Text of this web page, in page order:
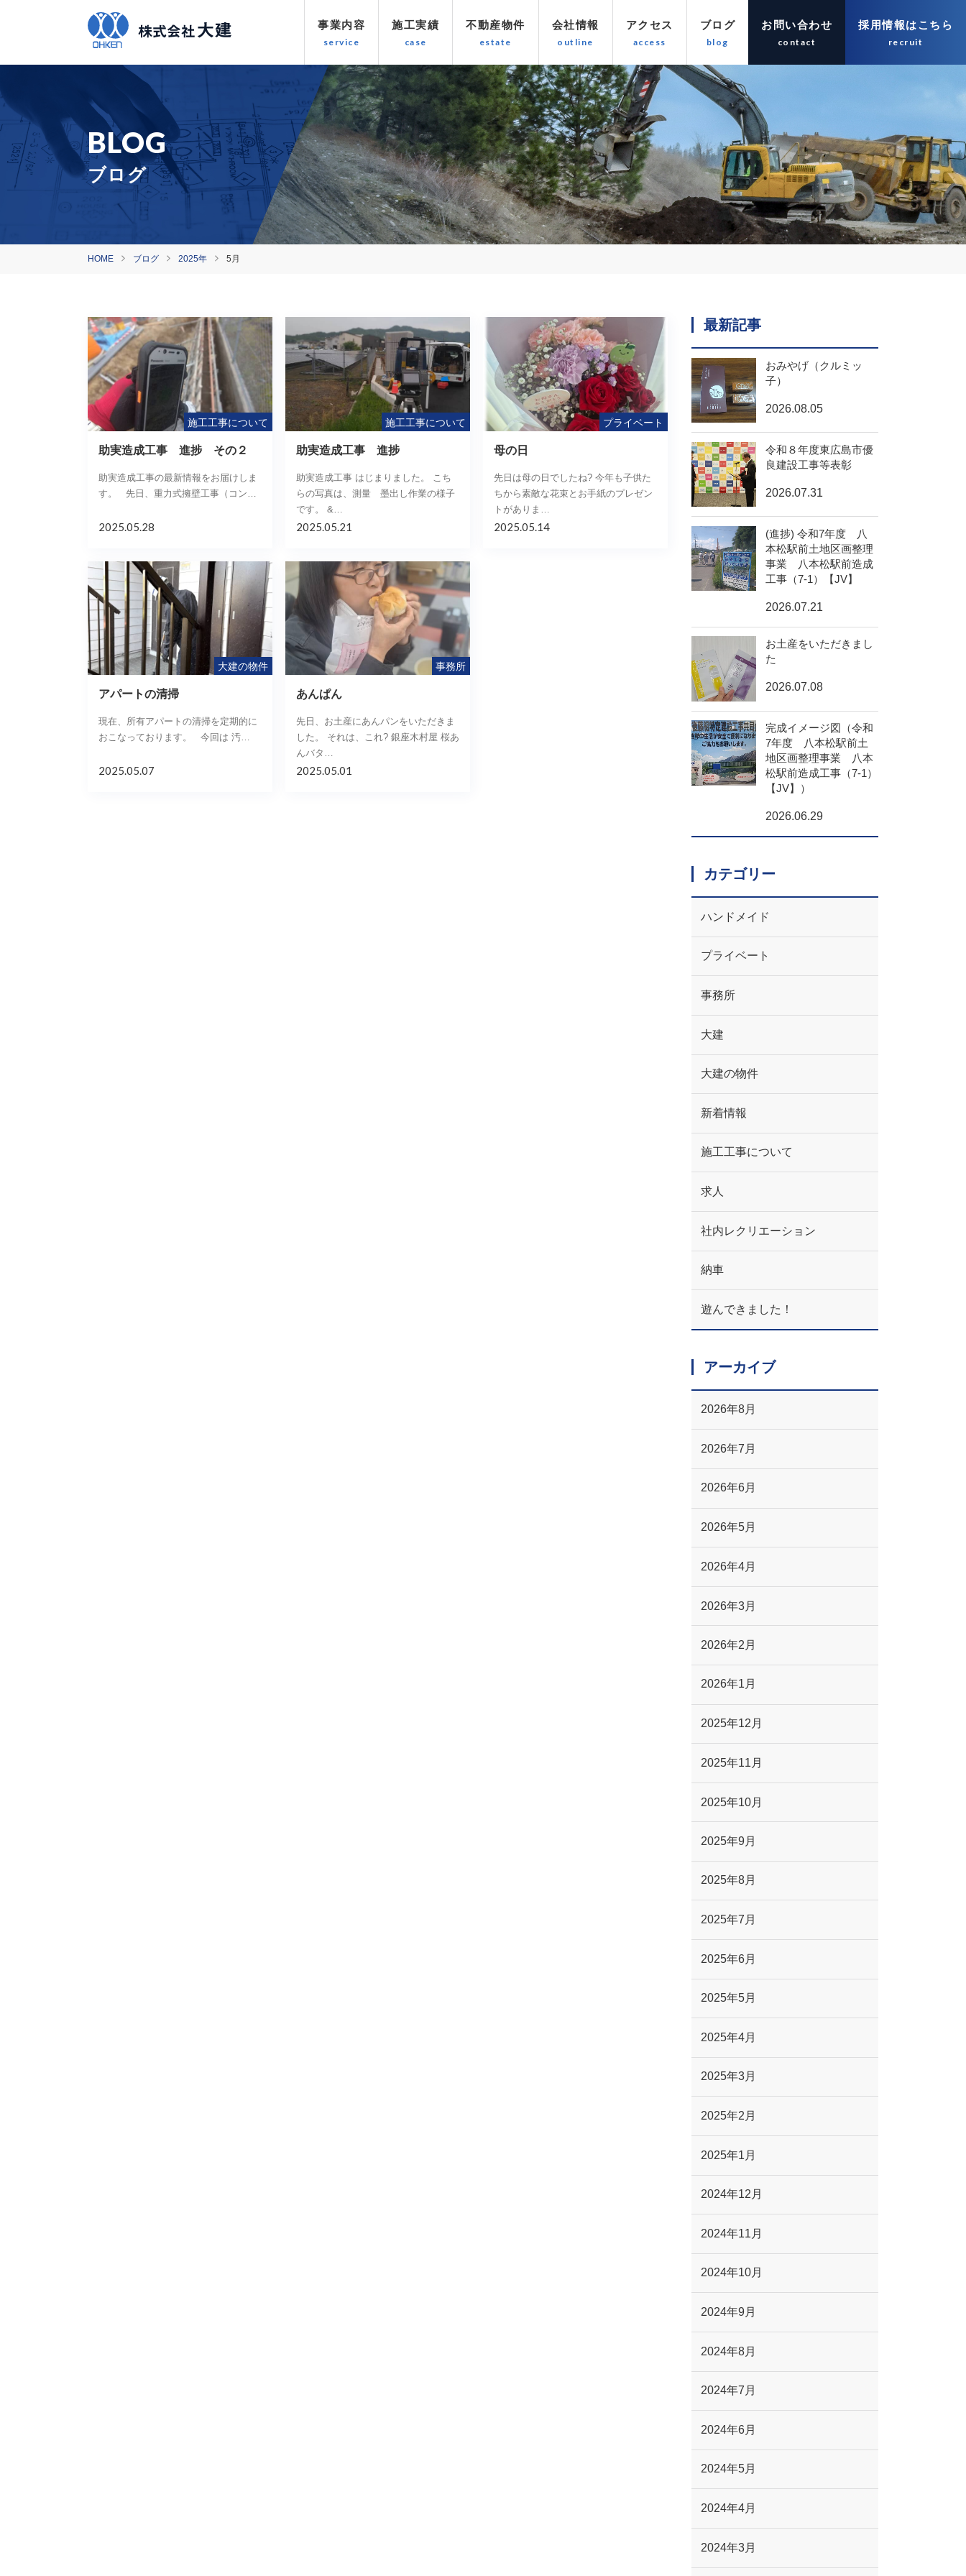
事業内容 施工実績 不動産物件 会社情報 アクセス ブログ お問い合わせ 採用情報はこちら
ブログ
HOME ブログ 2025年 5月
施工工事について
助実造成工事 進捗 その２
助実造成工事の最新情報をお届けしま
す。 先日、重力式擁壁工事（コン…
2025.05.28
施工工事について
助実造成工事 進捗
助実造成工事 はじまりました。 こち
らの写真は、測量 墨出し作業の様子
です。 &…
2025.05.21
プライベート
母の日
先日は母の日でしたね? 今年も子供た
ちから素敵な花束とお手紙のプレゼン
トがありま…
2025.05.14
大建の物件
アパートの清掃
現在、所有アパートの清掃を定期的に
おこなっております。 今回は 汚…
2025.05.07
事務所
あんぱん
先日、お土産にあんパンをいただきま
した。 それは、これ? 銀座木村屋 桜あ
んバタ…
2025.05.01
最新記事
おみやげ（クルミッ
子）
2026.08.05
令和８年度東広島市優
良建設工事等表彰
2026.07.31
(進捗) 令和7年度 八
本松駅前土地区画整理
事業 八本松駅前造成
工事（7-1）【JV】
2026.07.21
お土産をいただきまし
た
2026.07.08
完成イメージ図（令和
7年度 八本松駅前土
地区画整理事業 八本
松駅前造成工事（7-1）
【JV】）
2026.06.29
カテゴリー
ハンドメイド
プライベート
事務所
大建
大建の物件
新着情報
施工工事について
求人
社内レクリエーション
納車
遊んできました！
アーカイブ
2026年8月
2026年7月
2026年6月
2026年5月
2026年4月
2026年3月
2026年2月
2026年1月
2025年12月
2025年11月
2025年10月
2025年9月
2025年8月
2025年7月
2025年6月
2025年5月
2025年4月
2025年3月
2025年2月
2025年1月
2024年12月
2024年11月
2024年10月
2024年9月
2024年8月
2024年7月
2024年6月
2024年5月
2024年4月
2024年3月